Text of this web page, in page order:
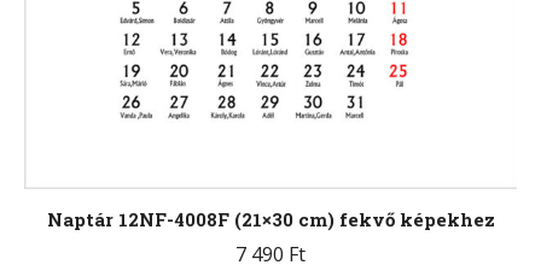
Naptár 12NF-4008F (21×30 cm) fekvő képekhez
7 490 Ft